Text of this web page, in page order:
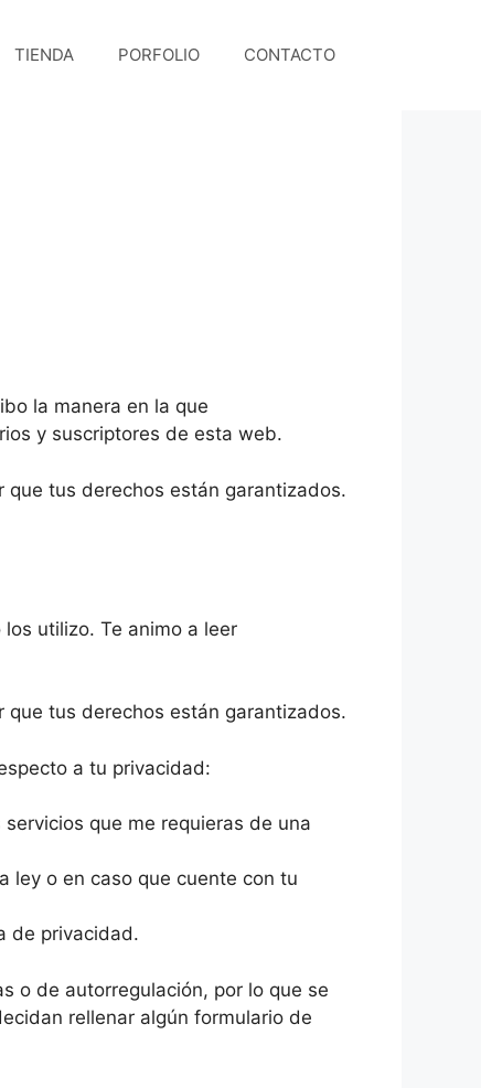
TIENDA PORFOLIO CONTACTO
la manera en la que
y suscriptores de esta web.
tus derechos están garantizados.
utilizo. Te animo a leer
tus derechos están garantizados.
a tu privacidad:
que me requieras de una
ley o en caso que cuente con tu
de privacidad.
o de autorregulación, por lo que se
rellenar algún formulario de